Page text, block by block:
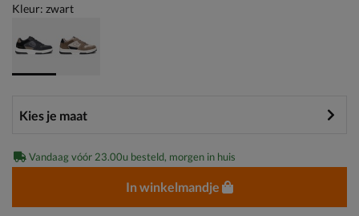
Kleur: zwart
Vandaag vóór 23.00u besteld, morgen in huis
In winkelmandje